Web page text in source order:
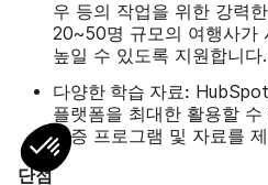
우 등의 작업을 위한 강력
20~50명 규모의 여행사가
높일 수 있도록 지원합니다.
다양한 학습 자료:
플랫폼을 최대한 활용할
인증 프로그램 및 자료를
단점